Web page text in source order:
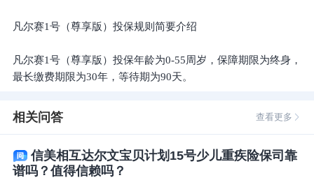
凡尔赛1号（尊享版）投保规则简要介绍
凡尔赛1号（尊享版）投保年龄为0-55周岁，保障期限为终身，
最长缴费期限为30年，等待期为90天。
相关问答 查看更多
信美相互达尔文宝贝计划15号少儿重疾险保司靠
谱吗？值得信赖吗？